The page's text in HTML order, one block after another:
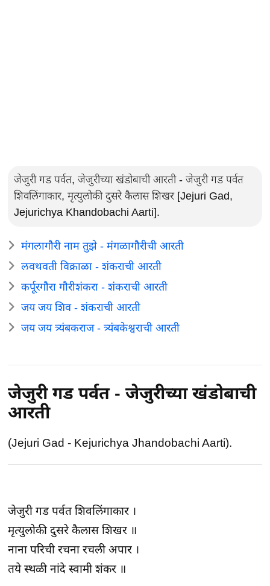
जेजुरी गड पर्वत, जेजुरीच्या खंडोबाची आरती - जेजुरी गड पर्वत
शिवलिंगाकार, मृत्युलोकी दुसरे कैलास शिखर [Jejuri Gad,
Jejurichya Khandobachi Aarti].
मंगलागौरी नाम तुझे - मंगळागौरीची आरती
लवथवती विक्राळा - शंकराची आरती
कर्पूरगौरा गौरीशंकरा - शंकराची आरती
जय जय शिव - शंकराची आरती
जय जय त्र्यंबकराज - त्र्यंबकेश्वराची आरती
जेजुरी गड पर्वत - जेजुरीच्या खंडोबाची
आरती
(Jejuri Gad - Kejurichya Jhandobachi Aarti).
जेजुरी गड पर्वत शिवलिंगाकार ।
मृत्युलोकी दुसरे कैलास शिखर ॥
नाना परिची रचना रचली अपार ।
तये स्थळी नांदे स्वामी शंकर ॥